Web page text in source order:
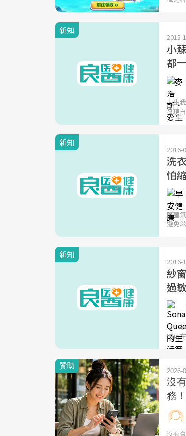
新知
2015-
小
都
天生
發現
新知
2016-
洗
怕
隨著
避免
新知
2016-
紗
過
一、
門位